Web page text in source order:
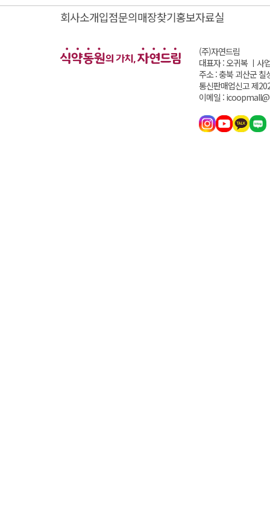
회사소개입점문의매장찾기홍보자료실
(주)자연드림
대표자 : 오귀복 ㅣ 사
주소 : 충북 괴산군 칠
통신판매업신고 제
이메일 :